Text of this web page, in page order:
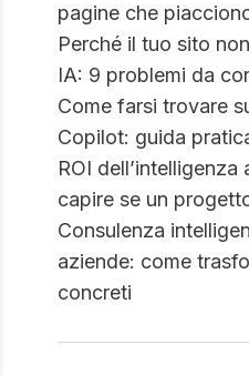
pagine che
Perché il tuo sito
IA: 9 problemi da
Come farsi trovare
Copilot: guida
ROI
capire se un
Consulenza
aziende: come
concreti